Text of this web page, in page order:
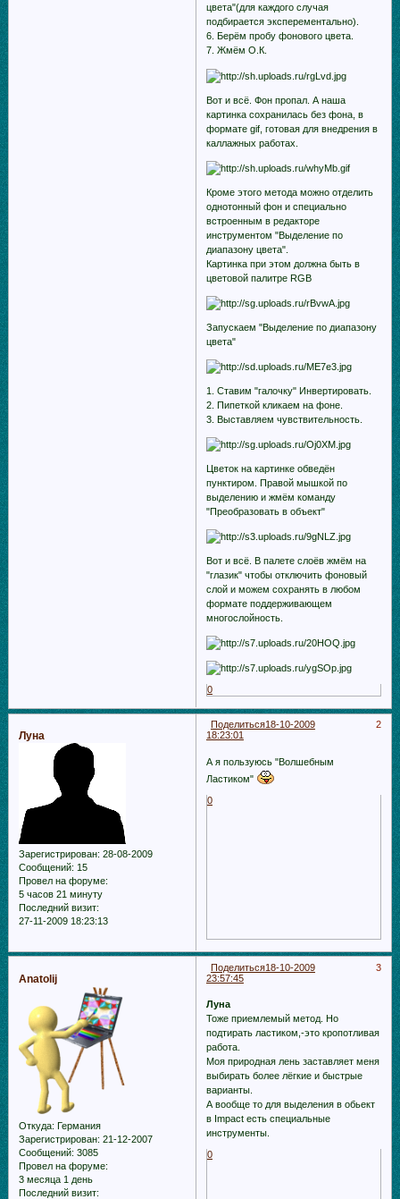
цвета"(для каждого случая
подбирается эксперементально).
6. Берём пробу фонового цвета.
7. Жмём О.К.
Вот и всё. Фон пропал. А наша
картинка сохранилась без фона, в
формате gif, готовая для внедрения в
каллажных работах.
Кроме этого метода можно отделить
однотонный фон и специально
встроенным в редакторе
инструментом "Выделение по
диапазону цвета".
Картинка при этом должна быть в
цветовой палитре RGB
Запускаем "Выделение по диапазону
цвета"
1. Ставим "галочку" Инвертировать.
2. Пипеткой кликаем на фоне.
3. Выставляем чувствительность.
Цветок на картинке обведён
пунктиром. Правой мышкой по
выделению и жмём команду
"Преобразовать в объект"
Вот и всё. В палете слоёв жмём на
"глазик" чтобы отключить фоновый
слой и можем сохранять в любом
формате поддерживающем
многослойность.
0
Поделиться 2
18-10-2009
18:23:01
Луна
Зарегистрирован: 28-08-2009
Сообщений: 15
Провел на форуме:
5 часов 21 минуту
Последний визит:
27-11-2009 18:23:13
А я пользуюсь "Волшебным
Ластиком"
0
Поделиться 3
18-10-2009
23:57:45
Anatolij
Откуда: Германия
Зарегистрирован: 21-12-2007
Сообщений: 3085
Провел на форуме:
3 месяца 1 день
Последний визит:
Луна
Тоже приемлемый метод. Но
подтирать ластиком,-это кропотливая
работа.
Моя природная лень заставляет меня
выбирать более лёгкие и быстрые
варианты.
А вообще то для выделения в обьект
в Impact есть специальные
инструменты.
0